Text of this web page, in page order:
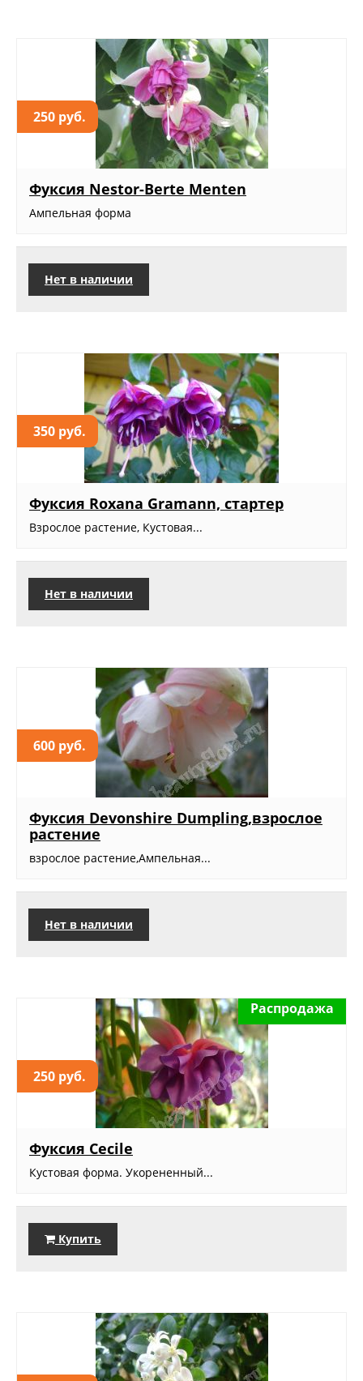
250 руб.
Фуксия Nestor-Berte Menten
Ампельная форма
Нет в наличии
350 руб.
Фуксия Roxana Gramann, стартер
Взрослое растение, Кустовая...
Нет в наличии
600 руб.
Фуксия Devonshire Dumpling,взрослое
растение
взрослое растение,Ампельная...
Нет в наличии
250 руб.
Распродажа
Фуксия Cecile
Кустовая форма. Укорененный...
Купить